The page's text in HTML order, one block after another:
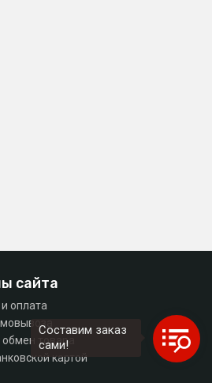
сайта
оплата
товара
картой
Составим заказ
сами!